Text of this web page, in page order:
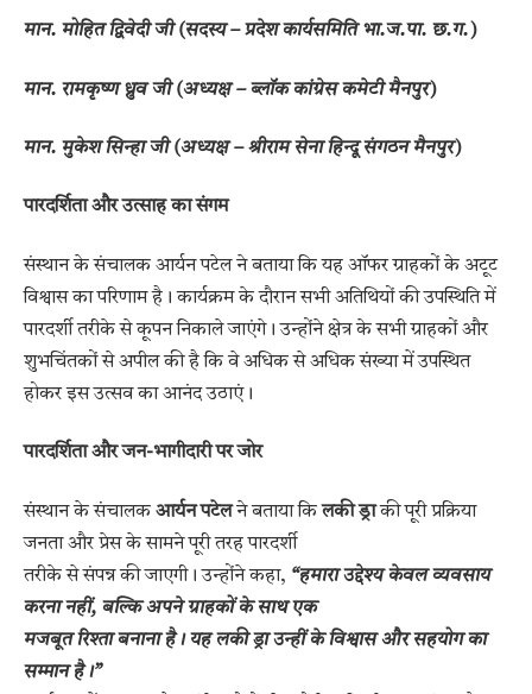
​मान. मोहित द्विवेदी जी (सदस्य – प्रदेश कार्यसमिति भा.ज.पा. छ.ग.)
​मान. रामकृष्ण ध्रुव जी (अध्यक्ष – ब्लॉक कांग्रेस कमेटी मैनपुर)
​मान. मुकेश सिन्हा जी (अध्यक्ष – श्रीराम सेना हिन्दू संगठन मैनपुर)
पारदर्शिता और उत्साह का संगम
​संस्थान के संचालक आर्यन पटेल ने बताया कि यह ऑफर ग्राहकों के अटूट
विश्वास का परिणाम है। कार्यक्रम के दौरान सभी अतिथियों की उपस्थिति में
पारदर्शी तरीके से कूपन निकाले जाएंगे। उन्होंने क्षेत्र के सभी ग्राहकों और
शुभचिंतकों से अपील की है कि वे अधिक से अधिक संख्या में उपस्थित
होकर इस उत्सव का आनंद उठाएं।
पारदर्शिता और जन-भागीदारी पर जोर
संस्थान के संचालक आर्यन पटेलने बताया किलकी ड्राकी पूरी प्रक्रिया
जनता और प्रेस के सामने पूरी तरह पारदर्शी
तरीके से संपन्न की जाएगी। उन्होंने कहा, “हमारा उद्देश्य केवल व्यवसाय
करना नहीं, बल्कि अपने ग्राहकों के साथ एक
मजबूत रिश्ता बनाना है। यह लकी ड्रा उन्हीं के विश्वास और सहयोग का
सम्मान है।”